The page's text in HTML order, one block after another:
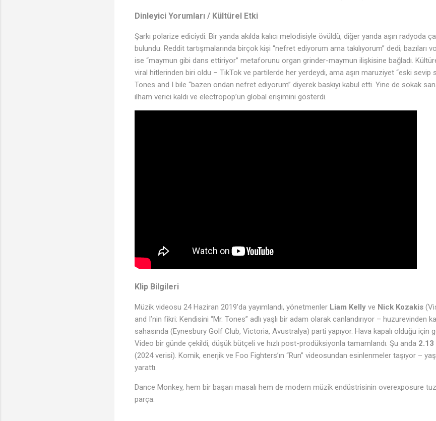
Dinleyici Yorumları / Kültürel Etki
Şarkı polarize ediciydi: Bir yanda akılda kalıcı melodisiyle övüldü, diğer yanda aşırı radyoda
bulundu. Reddit tartışmalarında birçok kişi “nefret ediyorum ama takılıyorum” dedi; bazıları
ise “maymun gibi dans ettiriyor” metaforunu organ grinder-maymun ilişkisine bağladı.
viral hitlerinden biri oldu – TikTok ve partilerde her yerdeydi, ama aşırı maruziyet “eski sevip
Tones and I bile “bazen ondan nefret ediyorum” diyerek baskıyı kabul etti. Yine de sokak
ilham verici kaldı ve electropop’un global erişimini gösterdi.
Klip Bilgileri
Müzik videosu 24 Haziran 2019’da yayımlandı, yönetmenler Liam Kelly ve Nick Kozakis
and I’nin fikri: Kendisini “Mr. Tones” adlı yaşlı bir adam olarak canlandırıyor – huzurevinden
sahasında (Eynesbury Golf Club, Victoria, Avustralya) parti yapıyor. Hava kapalı olduğu için
Video bir günde çekildi, düşük bütçeli ve hızlı post-prodüksiyonla tamamlandı. Şu anda 2.13
(2024 verisi). Komik, enerjik ve Foo Fighters’ın “Run” videosundan esinlenmeler taşıyor –
yarattı.
Dance Monkey, hem bir başarı masalı hem de modern müzik endüstrisinin overexposure
parça.